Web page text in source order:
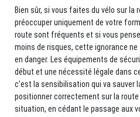
Bien sûr, si vous faites du vélo sur la
préoccuper uniquement de votre
route sont fréquents et si vous
moins de risques, cette ignorance
en danger. Les équipements de
début et une nécessité légale dans
c’est la sensibilisation qui va sauver
positionner correctement sur la
situation, en cédant le passage aux